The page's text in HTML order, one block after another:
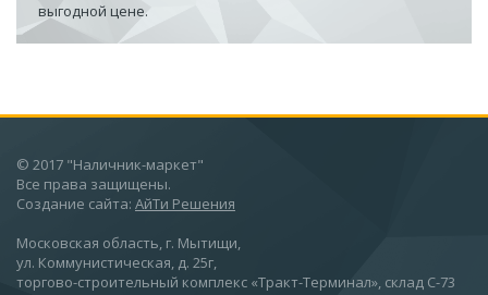
выгодной цене.
© 2017 "Наличник-маркет"
Все права защищены.
Создание сайта: АйТи Решения
Московская область, г. Мытищи,
ул. Коммунистическая, д. 25г,
торгово-строительный комплекс «Тракт-Терминал», склад С-73